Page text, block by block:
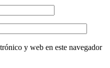
y web en este navegador